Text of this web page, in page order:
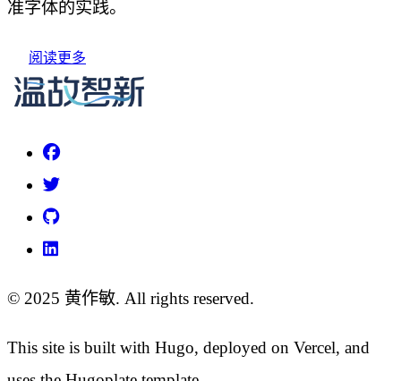
准字体的实践。
阅读更多
© 2025 黄作敏. All rights reserved.
This site is built with Hugo, deployed on Vercel, and